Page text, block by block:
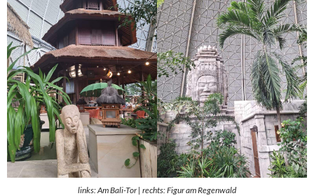
links: Am Bali-Tor | rechts: Figur am Regenwald